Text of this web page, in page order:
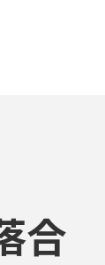
合